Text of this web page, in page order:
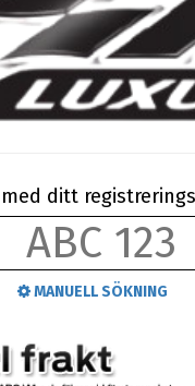
ditt
MANUELL SÖKNING